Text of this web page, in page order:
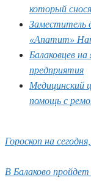
который
Заместитель
«Апатит»
Балаковцев
предприятия
Медицинский
помощь с
Гороскоп на
В Балаково